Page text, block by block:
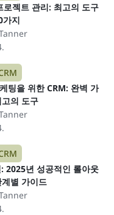
로젝트 관리: 최고의 도구
가지
팅을 위한 CRM: 완벽 가
의 도구
2025년 성공적인 롤아웃
별 가이드